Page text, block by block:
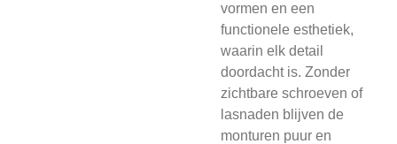
vormen en een
functionele esthetiek,
waarin elk detail
doordacht is. Zonder
zichtbare schroeven of
lasnaden blijven de
monturen puur en